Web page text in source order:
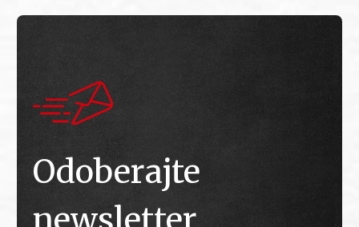
Odoberajte